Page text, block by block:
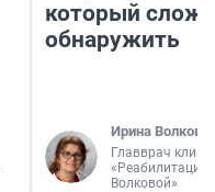
который
обнаружить
Ирина Волкова
Главврач
«Реабилитация
Волковой»